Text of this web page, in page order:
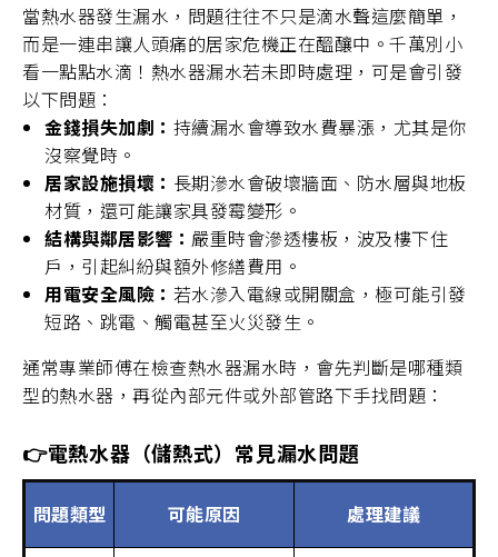
當熱水器發生漏水，問題往往不只是滴水聲這麼簡單，
而是一連串讓人頭痛的居家危機正在醞釀中。千萬別小
看一點點水滴！熱水器漏水若未即時處理，可是會引發
以下問題：
金錢損失加劇： 持續漏水會導致水費暴漲，尤其是你
沒察覺時。
居家設施損壞： 長期滲水會破壞牆面、防水層與地板
材質，還可能讓家具發霉變形。
結構與鄰居影響： 嚴重時會滲透樓板，波及樓下住
戶，引起糾紛與額外修繕費用。
用電安全風險： 若水滲入電線或開關盒，極可能引發
短路、跳電、觸電甚至火災發生。
通常專業師傅在檢查熱水器漏水時，會先判斷是哪種類
型的熱水器，再從內部元件或外部管路下手找問題：
👉電熱水器（儲熱式）常見漏水問題
問題類型 可能原因 處理建議